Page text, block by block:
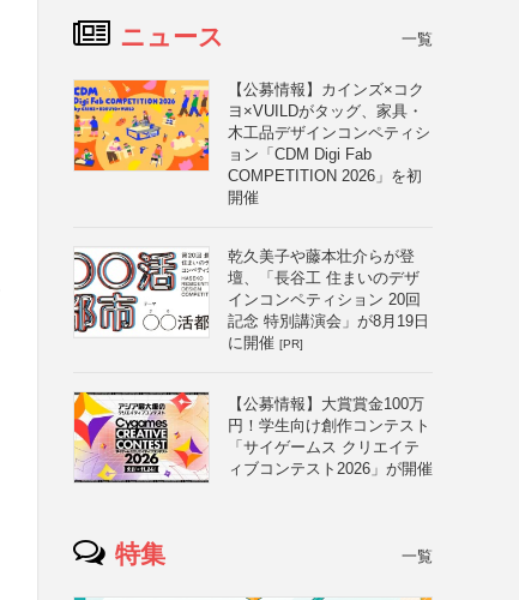
ニュース 一覧
【公募情報】カインズ×コク
ヨ×VUILDがタッグ、家具・
木工品デザインコンペティシ
ョン「CDM Digi Fab
COMPETITION 2026」を初
開催
乾久美子や藤本壮介らが登
壇、「長谷工 住まいのデザ
インコンペティション 20回
記念 特別講演会」が8月19日
に開催 [PR]
【公募情報】大賞賞金100万
円！学生向け創作コンテスト
「サイゲームス クリエイテ
ィブコンテスト2026」が開催
特集 一覧